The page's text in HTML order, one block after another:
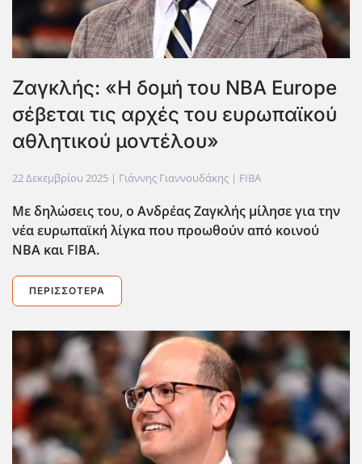
Ζαγκλής: «Η δομή του NBA Europe
σέβεται τις αρχές του ευρωπαϊκού
αθλητικού μοντέλου»
22 Δεκεμβρίου 2025 | Γιάννης Γιαννουδάκης | FIBA
Με δηλώσεις του, ο Ανδρέας Ζαγκλής μίλησε για την
νέα ευρωπαϊκή λίγκα που προωθούν από κοινού
ΝΒΑ και FIBA.
ΠΕΡΙΣΣΌΤΕΡΑ